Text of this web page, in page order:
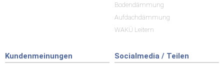
Bodendämmung
Aufdachdämmung
WAKÜ Leitern
Kundenmeinungen Socialmedia / Teilen